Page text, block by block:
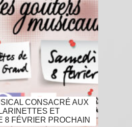
CONSACRÉ AUX
ET
8 FÉVRIER PROCHAIN